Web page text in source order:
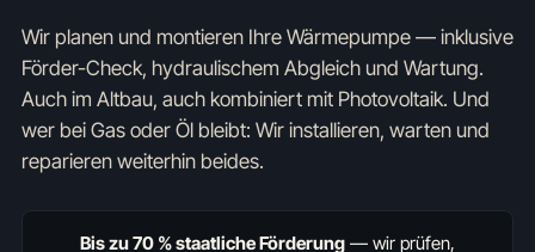
Wir planen und montieren Ihre Wärmepumpe — inklusive
Förder-Check, hydraulischem Abgleich und Wartung.
Auch im Altbau, auch kombiniert mit Photovoltaik. Und
wer bei Gas oder Öl bleibt: Wir installieren, warten und
reparieren weiterhin beides.
Bis zu 70 % staatliche Förderung — wir prüfen,